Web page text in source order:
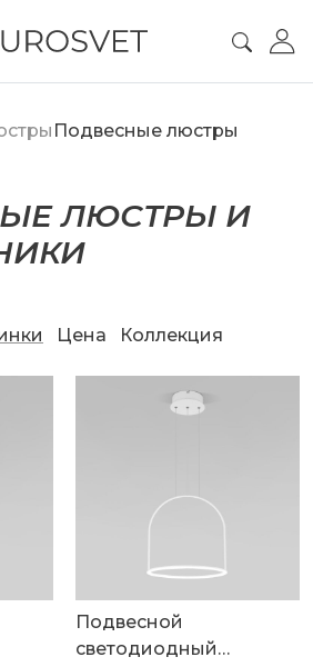
Подвесные люстры
ЛЮСТРЫ И
Цена Коллекция
Подвесной
светодиодный